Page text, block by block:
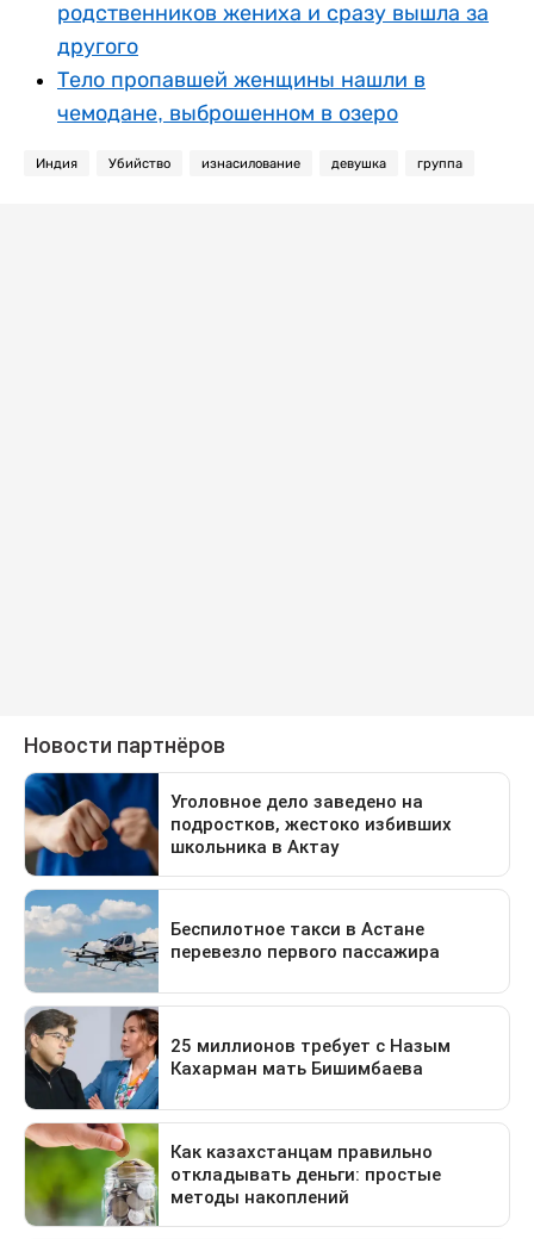
родственников жениха и сразу вышла за
другого
Тело пропавшей женщины нашли в
чемодане, выброшенном в озеро
Индия Убийство изнасилование девушка группа